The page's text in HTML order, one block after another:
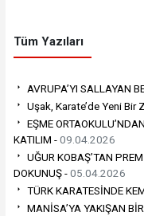
Tüm Yazıları
AVRUPA’YI SALLAYAN
Uşak, Karate’de Yeni Bir
EŞME
KATILIM -09.04.2026
UĞUR KOBAŞ’TAN
DOKUNUŞ -05.04.2026
TÜRK KARATESİNDE
MANİSA’YA YAKIŞAN